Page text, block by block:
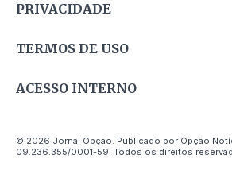
PRIVACIDADE
TERMOS DE USO
ACESSO INTERNO
© 2026 Jornal Opção. Publicado por Opção
09.236.355/0001-59. Todos os direitos